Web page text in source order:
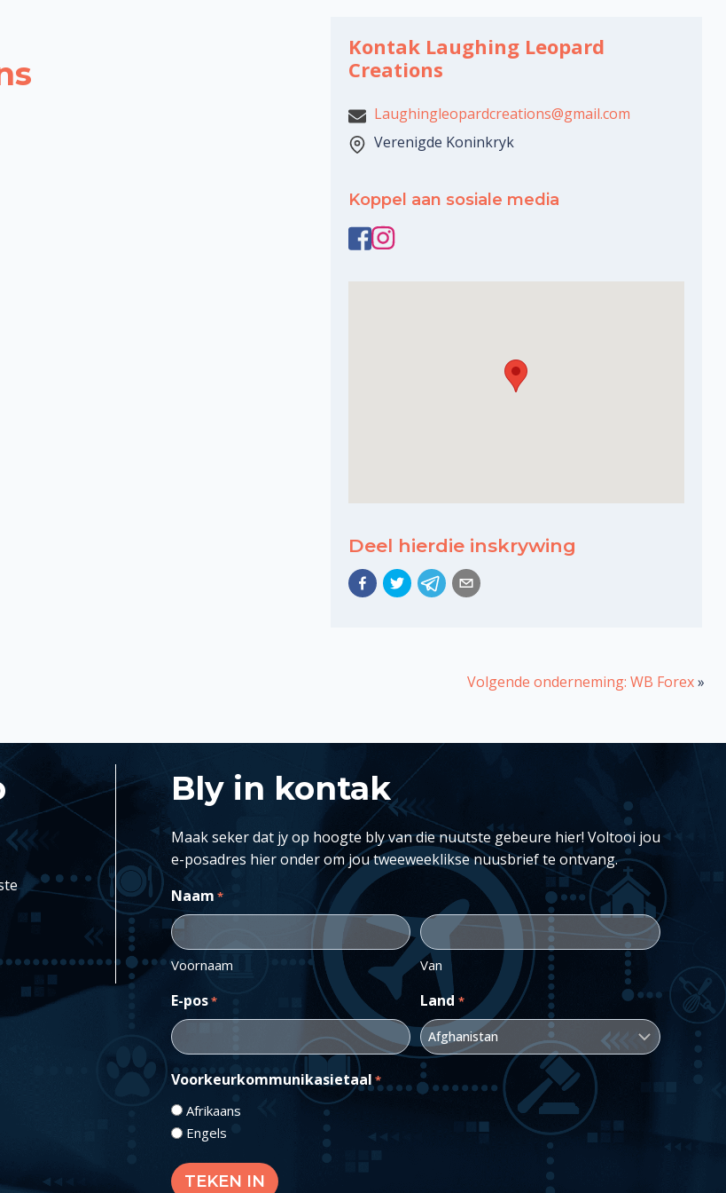
Kontak Laughing Leopard
Creations
Laughingleopardcreations@gmail.com
Verenigde Koninkryk
Koppel aan sosiale media
Deel hierdie inskrywing
Volgende onderneming: WB Forex»
Bly in kontak
Maak seker dat jy op hoogte bly van die nuutste gebeure hier! Voltooi jou
e-posadres hier onder om jou tweeweeklikse nuusbrief te ontvang.
Naam *
Voornaam Van
E-pos* Land *
Voorkeurkommunikasietaal *
Afrikaans
Engels